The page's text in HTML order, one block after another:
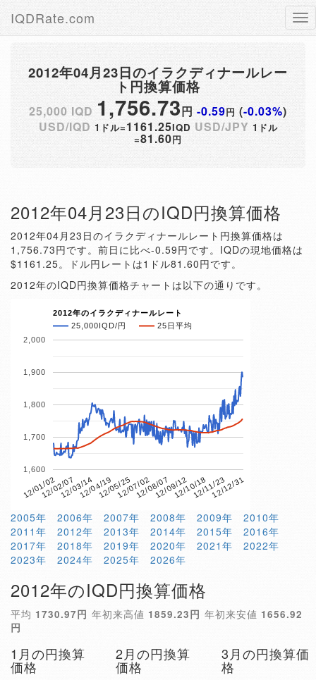
IQDRate.com
2012年04月23日のイラクディナールレー
ト円換算価格
25,000 IQD 1,756.73円-0.59円 (-0.03%)
USD/IQD 1ドル=1161.25IQD USD/JPY 1ドル
=81.60円
2012年04月23日のIQD円換算価格
2012年04月23日のイラクディナールレート円換算価格は
1,756.73円です。前日に比べ-0.59円です。IQDの現地価格は
$1161.25。ドル円レートは1ドル81.60円です。
2012年のIQD円換算価格チャートは以下の通りです。
2012年のイラクディナールレート
25,000IQD/円
25日平均
12/01/0212/02/0712/03/1412/04/1912/05/2512/07/0212/08/0712/09/1212/10/1812/11/2312/12/31
1,600
1,700
1,800
1,900
2,000
2005年 2006年 2007年 2008年 2009年
2010年
2011年
2012年 2013年 2014年 2015年
2016年
2017年
2018年 2019年 2020年 2021年
2022年
2023年
2024年 2025年 2026年
2012年のIQD円換算価格
平均 1730.97円 年初来高値 1859.23円 年初来安値 1656.92
円
1月の円換算
価格
2月の円換算
価格
3月の円換算価
格